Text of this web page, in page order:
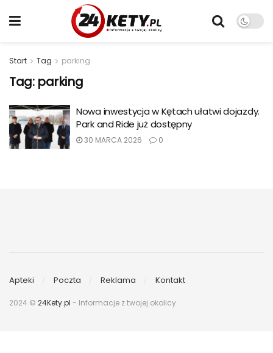
Start Tag parking
Tag: parking
Nowa inwestycja w Kętach ułatwi dojazdy.
Park and Ride już dostępny
30 MARCA 2026 0
Apteki Poczta Reklama Kontakt
2024 © 24Kety.pl - Informacje z twojej okolicy